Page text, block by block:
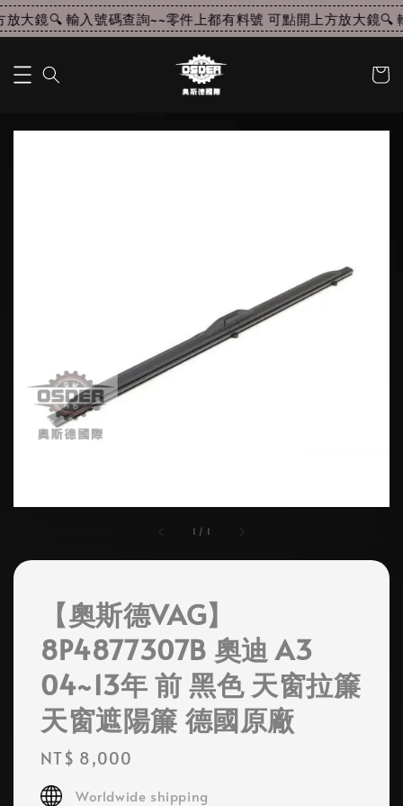
大鏡🔍 輸入號碼查詢~~零件上都有料號 可點開上方放大鏡🔍
1 / 1
【奧斯德VAG】
8P4877307B 奧迪 A3
04~13年 前 黑色 天窗拉簾
天窗遮陽簾 德國原廠
Regular
price
NT$ 8,000
Worldwide shipping